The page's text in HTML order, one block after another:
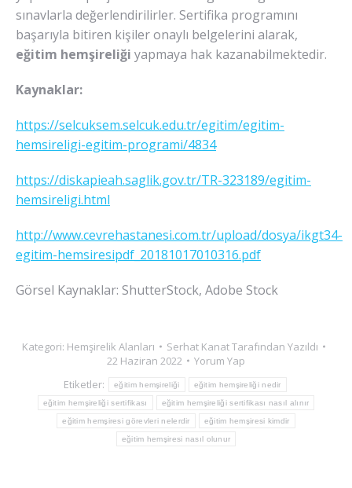
sınavlarla değerlendirilirler. Sertifika programını
başarıyla bitiren kişiler onaylı belgelerini alarak,
eğitim hemşireliği yapmaya hak kazanabilmektedir.
Kaynaklar:
https://selcuksem.selcuk.edu.tr/egitim/egitim-
hemsireligi-egitim-programi/4834
https://diskapieah.saglik.gov.tr/TR-323189/egitim-
hemsireligi.html
http://www.cevrehastanesi.com.tr/upload/dosya/ikgt34-
egitim-hemsiresipdf_20181017010316.pdf
Görsel Kaynaklar: ShutterStock, Adobe Stock
Kategori: Hemşirelik Alanları Serhat KanatTarafından Yazıldı
22 Haziran 2022
Yorum Yap
Etiketler:
eğitim hemşireliği eğitim hemşireliği nedir
eğitim hemşireliği sertifikası eğitim hemşireliği sertifikası nasıl alınır
eğitim hemşiresi görevleri nelerdir eğitim hemşiresi kimdir
eğitim hemşiresi nasıl olunur